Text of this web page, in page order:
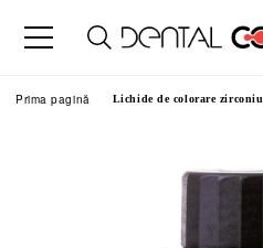
Prima pagină Lichide de colorare zirconiu